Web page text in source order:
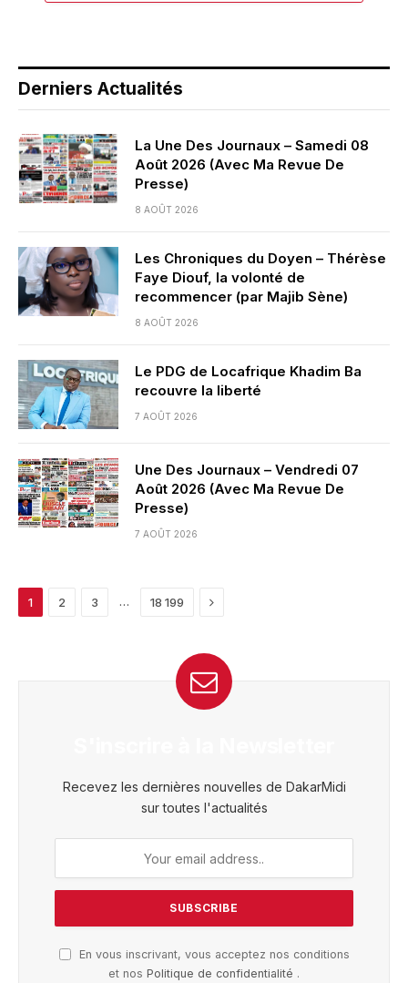
Derniers Actualités
La Une Des Journaux – Samedi 08
Août 2026 (Avec Ma Revue De
Presse)
8 AOÛT 2026
Les Chroniques du Doyen – Thérèse
Faye Diouf, la volonté de
recommencer (par Majib Sène)
8 AOÛT 2026
Le PDG de Locafrique Khadim Ba
recouvre la liberté
7 AOÛT 2026
Une Des Journaux – Vendredi 07
Août 2026 (Avec Ma Revue De
Presse)
7 AOÛT 2026
1 2 3 … 18 199 Next
Recevez les dernières nouvelles de DakarMidi
sur toutes l'actualités
En vous inscrivant, vous acceptez nos conditions
et nos Politique de confidentialité .